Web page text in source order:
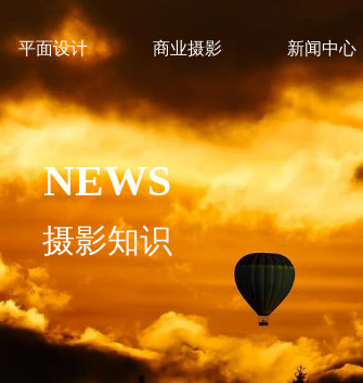
平面设计 商业摄影 新闻中心
NEWS
摄影知识